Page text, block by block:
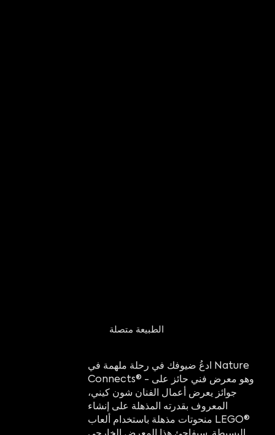
الطبيعة متصلة
ادعُ ضيوفك في رحلة ملهمة في Nature
Connects® - وهو معرض فني حائز على
جوائز يعرض أعمال الفنان شون كيني،
المعروف بقدرته المذهلة على إنشاء
منحوتات مذهلة باستخدام ألعاب LEGO®